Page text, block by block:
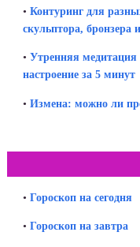
• Контуринг для
скульптора, бронзера
• Утренняя медитация
настроение за 5 минут
• Измена: можно ли
• Гороскоп на сегодня
• Гороскоп на завтра